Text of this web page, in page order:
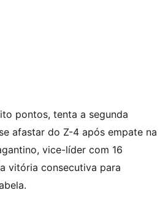
pontos, tenta a segunda
afastar do Z-4 após empate na
vice-líder com 16
vitória consecutiva para